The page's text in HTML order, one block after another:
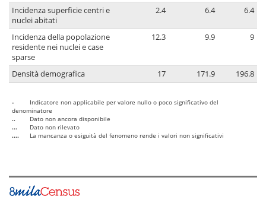
Incidenza superficie centri e
nuclei abitati
2.4 6.4 6.4
Incidenza della popolazione
residente nei nuclei e case
sparse
12.3 9.9 9
Densità demografica 17 171.9 196.8
-
Indicatore non applicabile per valore nullo o poco significativo del
denominatore
..
Dato non ancora disponibile
...
Dato non rilevato
....
La mancanza o esiguità del fenomeno rende i valori non significativi